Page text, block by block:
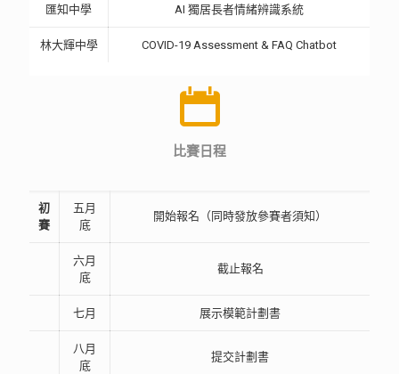
匯知中學 AI 獨居長者情緒辨識系統
林大輝中學 COVID-19 Assessment & FAQ Chatbot
比賽日程
初
賽
五月
底
開始報名（同時發放參賽者須知）
六月
底
截止報名
七月 展示模範計劃書
八月
底
提交計劃書